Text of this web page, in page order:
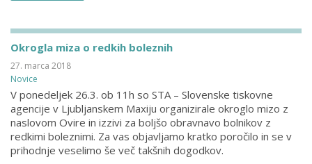
Okrogla miza o redkih boleznih
27. marca 2018
Novice
V ponedeljek 26.3. ob 11h so STA – Slovenske tiskovne
agencije v Ljubljanskem Maxiju organizirale okroglo mizo z
naslovom Ovire in izzivi za boljšo obravnavo bolnikov z
redkimi boleznimi. Za vas objavljamo kratko poročilo in se v
prihodnje veselimo še več takšnih dogodkov.